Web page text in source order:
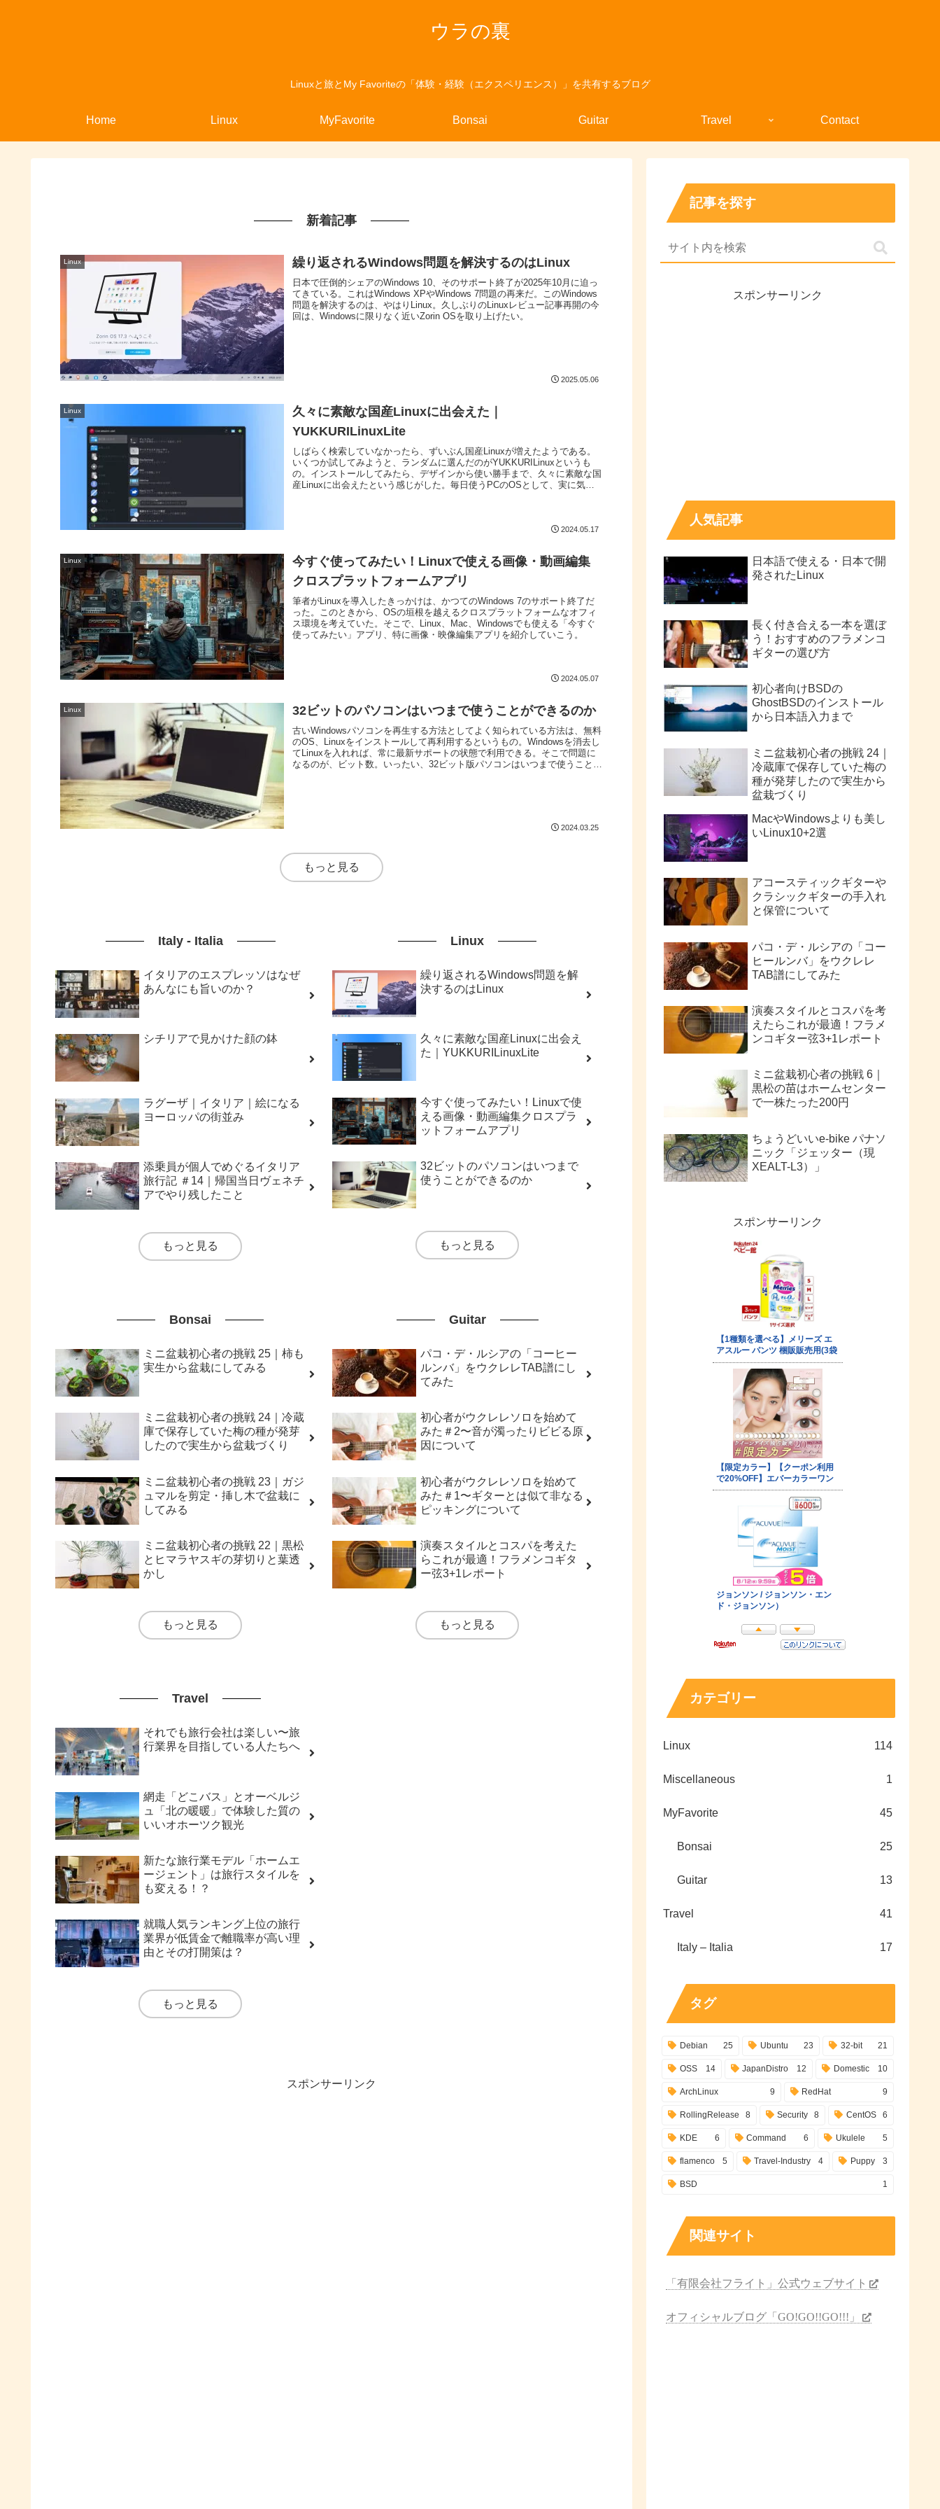
ウラの裏
Linuxと旅とMy Favoriteの「体験・経験（エクスペリエンス）」を共有するブログ
Home Linux MyFavorite Bonsai Guitar Travel Contact
新着記事
Linux 繰り返されるWindows問題を解決するのはLinux
日本で圧倒的シェアのWindows 10、そのサポート終了が2025年10月に迫っ
てきている。これはWindows XPやWindows 7問題の再来だ。このWindows
問題を解決するのは、やはりLinux。久しぶりのLinuxレビュー記事再開の今
回は、Windowsに限りなく近いZorin OSを取り上げたい。
2025.05.06
Linux
久々に素敵な国産Linuxに出会えた｜
YUKKURILinuxLite
しばらく検索していなかったら、ずいぶん国産Linuxが増えたようである。
いくつか試してみようと、ランダムに選んだのがYUKKURILinuxというも
の。インストールしてみたら、デザインから使い勝手まで、久々に素敵な国
産Linuxに出会えたという感じがした。毎日使うPCのOSとして、実に気持
2024.05.17
Linux
今すぐ使ってみたい！Linuxで使える画像・動画編集
クロスプラットフォームアプリ
筆者がLinuxを導入したきっかけは、かつてのWindows 7のサポート終了だ
った。このときから、OSの垣根を越えるクロスプラットフォームなオフィ
ス環境を考えていた。そこで、Linux、Mac、Windowsでも使える「今すぐ
使ってみたい」アプリ、特に画像・映像編集アプリを紹介していこう。
2024.05.07
Linux 32ビットのパソコンはいつまで使うことができるのか
古いWindowsパソコンを再生する方法としてよく知られている方法は、無料
のOS、Linuxをインストールして再利用するというもの。Windowsを消去し
てLinuxを入れれば、常に最新サポートの状態で利用できる。そこで問題に
なるのが、ビット数。いったい、32ビット版パソコンはいつまで使うことが
2024.03.25
もっと見る
Italy - Italia
イタリアのエスプレッソはなぜ
あんなにも旨いのか？
シチリアで見かけた顔の鉢
ラグーザ｜イタリア｜絵になる
ヨーロッパの街並み
添乗員が個人でめぐるイタリア
旅行記 ＃14｜帰国当日ヴェネチ
アでやり残したこと
もっと見る
Linux
繰り返されるWindows問題を解
決するのはLinux
久々に素敵な国産Linuxに出会え
た｜YUKKURILinuxLite
今すぐ使ってみたい！Linuxで使
える画像・動画編集クロスプラ
ットフォームアプリ
32ビットのパソコンはいつまで
使うことができるのか
もっと見る
Bonsai
ミニ盆栽初心者の挑戦 25｜柿も
実生から盆栽にしてみる
ミニ盆栽初心者の挑戦 24｜冷蔵
庫で保存していた梅の種が発芽
したので実生から盆栽づくり
ミニ盆栽初心者の挑戦 23｜ガジ
ュマルを剪定・挿し木で盆栽に
してみる
ミニ盆栽初心者の挑戦 22｜黒松
とヒマラヤスギの芽切りと葉透
かし
もっと見る
Guitar
パコ・デ・ルシアの「コーヒー
ルンバ」をウクレレTAB譜にし
てみた
初心者がウクレレソロを始めて
みた＃2〜音が濁ったりビビる原
因について
初心者がウクレレソロを始めて
みた＃1〜ギターとは似て非なる
ピッキングについて
演奏スタイルとコスパを考えた
らこれが最適！フラメンコギタ
ー弦3+1レポート
もっと見る
Travel
それでも旅行会社は楽しい〜旅
行業界を目指している人たちへ
網走「どこバス」とオーベルジ
ュ「北の暖暖」で体験した質の
いいオホーツク観光
新たな旅行業モデル「ホームエ
ージェント」は旅行スタイルを
も変える！？
就職人気ランキング上位の旅行
業界が低賃金で離職率が高い理
由とその打開策は？
もっと見る
スポンサーリンク
記事を探す
スポンサーリンク
人気記事
日本語で使える・日本で開
発されたLinux
長く付き合える一本を選ぼ
う！おすすめのフラメンコ
ギターの選び方
初心者向けBSDの
GhostBSDのインストール
から日本語入力まで
ミニ盆栽初心者の挑戦 24｜
冷蔵庫で保存していた梅の
種が発芽したので実生から
盆栽づくり
MacやWindowsよりも美し
いLinux10+2選
アコースティックギターや
クラシックギターの手入れ
と保管について
パコ・デ・ルシアの「コー
ヒールンバ」をウクレレ
TAB譜にしてみた
演奏スタイルとコスパを考
えたらこれが最適！フラメ
ンコギター弦3+1レポート
ミニ盆栽初心者の挑戦 6｜
黒松の苗はホームセンター
で一株たった200円
ちょうどいいe-bike パナソ
ニック「ジェッター（現
XEALT-L3）」
スポンサーリンク
カテゴリー
Linux 114
Miscellaneous 1
MyFavorite 45
Bonsai 25
Guitar 13
Travel 41
Italy – Italia 17
タグ
Debian 25 Ubuntu 23 32-bit 21
OSS 14 JapanDistro 12 Domestic 10
ArchLinux 9 RedHat 9
RollingRelease 8 Security 8 CentOS 6
KDE 6 Command 6 Ukulele 5
flamenco 5 Travel-Industry 4 Puppy 3
BSD 1
関連サイト
「有限会社フライト」公式ウェブサイト
オフィシャルブログ「GO!GO!!GO!!!」